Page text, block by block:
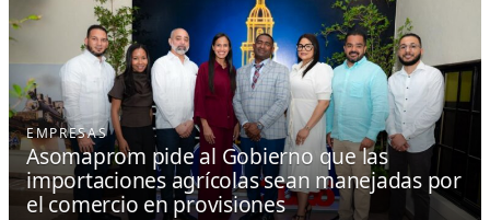
EMPRESAS
Asomaprom pide al Gobierno que las
importaciones agrícolas sean manejadas por
el comercio en provisiones